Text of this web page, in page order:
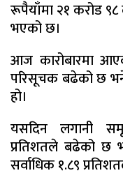
रूपैयाँमा २१ करोड
भएको छ।
आज कारोबारमा
परिसूचक बढेको छ
हो।
यसदिन लगानी
प्रतिशतले बढेको
सर्वाधिक १.८९